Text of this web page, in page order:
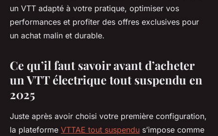
un VTT adapté à votre pratique, optimiser vos
performances et profiter des offres exclusives pour
un achat malin et durable.
Ce qu’il faut savoir avant d’acheter
un VTT électrique tout suspendu en
2025
Juste après avoir choisi votre première configuration,
la plateforme VTTAE tout suspendu s’impose comme